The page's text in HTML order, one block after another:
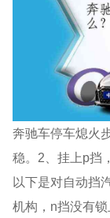
奔驰车停车熄火
稳。2、挂上p挡
以下是对自动挡
机构，n挡没有